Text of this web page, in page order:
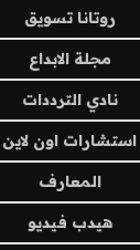
روتانا تسويق
مجلة الابداع
نادي الترددات
استشارات اون لاين
المعارف
هيدب فيديو